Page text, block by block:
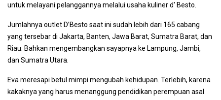
untuk melayani pelanggannya melalui usaha kuliner d' Besto.
Jumlahnya outlet D’Besto saat ini sudah lebih dari 165 cabang
yang tersebar di Jakarta, Banten, Jawa Barat, Sumatra Barat, dan
Riau. Bahkan mengembangkan sayapnya ke Lampung, Jambi,
dan Sumatra Utara.
Eva meresapi betul mimpi mengubah kehidupan. Terlebih, karena
kakaknya yang harus menanggung pendidikan perempuan asal